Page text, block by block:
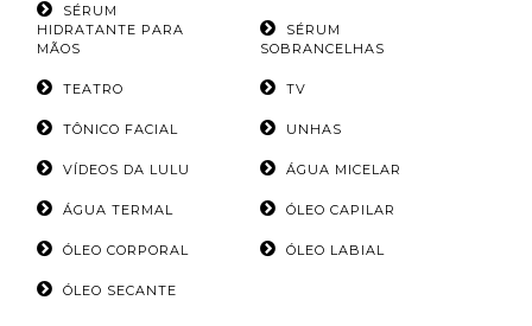
SÉRUM
HIDRATANTE PARA
MÃOS
SÉRUM
SOBRANCELHAS
TEATRO TV
TÔNICO FACIAL UNHAS
VÍDEOS DA LULU ÁGUA MICELAR
ÁGUA TERMAL ÓLEO CAPILAR
ÓLEO CORPORAL ÓLEO LABIAL
ÓLEO SECANTE